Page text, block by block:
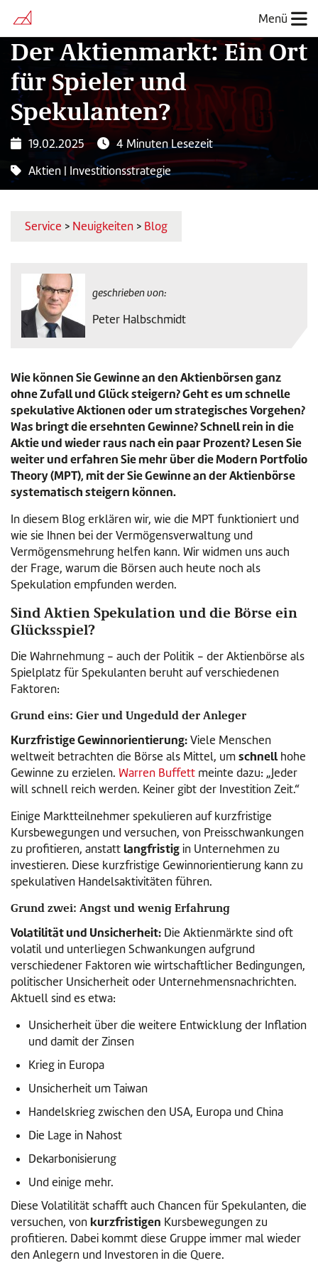
Menü
Der Aktienmarkt: Ein Ort
für Spieler und
Spekulanten?
19.02.2025
4 Minuten Lesezeit
Aktien | Investitionsstrategie
Service > Neuigkeiten > Blog
geschrieben von:
Peter Halbschmidt
Wie können Sie Gewinne an den Aktienbörsen ganz
ohne Zufall und Glück steigern? Geht es um schnelle
spekulative Aktionen oder um strategisches Vorgehen?
Was bringt die ersehnten Gewinne? Schnell rein in die
Aktie und wieder raus nach ein paar Prozent? Lesen Sie
weiter und erfahren Sie mehr über die Modern Portfolio
Theory (MPT), mit der Sie Gewinne an der Aktienbörse
systematisch steigern können.
In diesem Blog erklären wir, wie die MPT funktioniert und
wie sie Ihnen bei der Vermögensverwaltung und
Vermögensmehrung helfen kann. Wir widmen uns auch
der Frage, warum die Börsen auch heute noch als
Spekulation empfunden werden.
Sind Aktien Spekulation und die Börse ein
Glücksspiel?
Die Wahrnehmung - auch der Politik - der Aktienbörse als
Spielplatz für Spekulanten beruht auf verschiedenen
Faktoren:
Grund eins: Gier und Ungeduld der Anleger
Kurzfristige Gewinnorientierung:Viele Menschen
weltweit betrachten die Börse als Mittel, umschnellhohe
Gewinne zu erzielen. Warren Buffett meinte dazu: „Jeder
will schnell reich werden. Keiner gibt der Investition Zeit.“
Einige Marktteilnehmer spekulieren auf kurzfristige
Kursbewegungen und versuchen, von Preisschwankungen
zu profitieren, anstatt langfristig in Unternehmen zu
investieren. Diese kurzfristige Gewinnorientierung kann zu
spekulativen Handelsaktivitäten führen.
Grund zwei: Angst und wenig Erfahrung
Volatilität und Unsicherheit: Die Aktienmärkte sind oft
volatil und unterliegen Schwankungen aufgrund
verschiedener Faktoren wie wirtschaftlicher Bedingungen,
politischer Unsicherheit oder Unternehmensnachrichten.
Aktuell sind es etwa:
Unsicherheit über die weitere Entwicklung der Inflation
und damit der Zinsen
Krieg in Europa
Unsicherheit um Taiwan
Handelskrieg zwischen den USA, Europa und China
Die Lage in Nahost
Dekarbonisierung
Und einige mehr.
Diese Volatilität schafft auch Chancen für Spekulanten, die
versuchen, von kurzfristigen Kursbewegungen zu
profitieren. Dabei kommt diese Gruppe immer mal wieder
den Anlegern und Investoren in die Quere.